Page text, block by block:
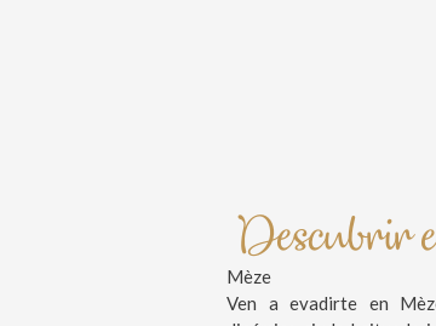
Descubrir
Mèze
Ven a evadirte en